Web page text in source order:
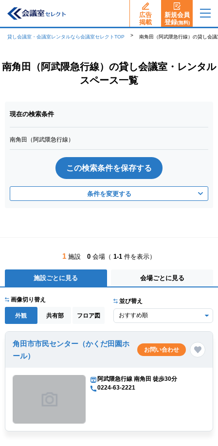
広告
揭載
新規会員
登録(無料)
貸し会議室・会議室レンタルなら会議室セレクトTOP 南角田（阿武隈急行線）の貸し会
南角田（阿武隈急行線）の貸し会議室・レンタル
スペース一覧
現在の検索条件
南角田（阿武隈急行線）
この検索条件を保存する
条件を変更する
1 施設 0 会場（ 1-1 件を表示）
施設ごとに見る 会場ごとに見る
画像切り替え
外観 共有部 フロア図
並び替え
角田市市民センター（かくだ田園ホ
ール）
お問い合わせ
阿武隈急行線 南角田 徒歩30分
0224-63-2221